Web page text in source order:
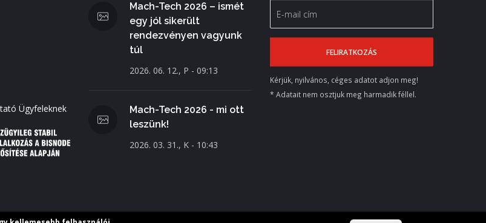
Ügyfeleknek
Mach-Tech 2026 – ismét
egy jól sikerült
rendezvényen vagyunk
túl
2026. 06. 12., P - 09:13
Mach-Tech 2026 - mi ott
leszünk!
2026. 03. 31., K - 10:43
Kérjük, nyilvános, céges adatot adjon meg!
* Adatait nem osztjuk meg harmadik féllel.